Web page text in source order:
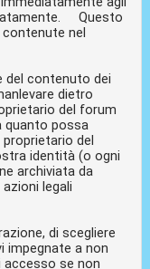
Questo
nel
del contenuto dei
dietro
del forum
quanto possa
del
identità (o ogni
archiviata da
legali
di scegliere
a non
accesso se non